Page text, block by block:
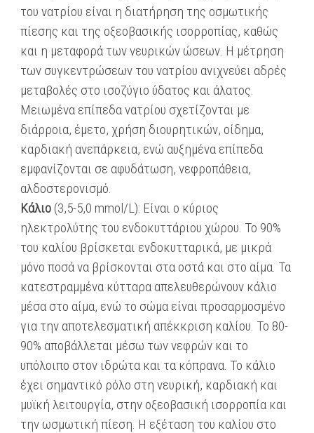
του νατρίου είναι η διατήρηση της οσμωτικής
πίεσης και της οξεοβασικής ισορροπίας, καθώς
και η μεταφορά των νευρικών ώσεων. Η μέτρηση
των συγκεντρώσεων του νατρίου ανιχνεύει αδρές
μεταβολές στο ισοζύγιο ύδατος και άλατος.
Μειωμένα επίπεδα νατρίου σχετίζονται με
διάρροια, έμετο, χρήση διουρητικών, οίδημα,
καρδιακή ανεπάρκεια, ενώ αυξημένα επίπεδα
εμφανίζονται σε αφυδάτωση, νεφροπάθεια,
αλδοστερονισμό.
Κάλιο (3,5-5,0 mmol/L): Είναι ο κύριος
ηλεκτρολύτης του ενδοκυττάριου χώρου. Το 90%
του καλίου βρίσκεται ενδοκυτταρικά, με μικρά
μόνο ποσά να βρίσκονται στα οστά και στο αίμα. Τα
κατεστραμμένα κύτταρα απελευθερώνουν κάλιο
μέσα στο αίμα, ενώ το σώμα είναι προσαρμοσμένο
για την αποτελεσματική απέκκριση καλίου. Το 80-
90% αποβάλλεται μέσω των νεφρών και το
υπόλοιπο στον ιδρώτα και τα κόπρανα. Το κάλιο
έχει σημαντικό ρόλο στη νευρική, καρδιακή και
μυϊκή λειτουργία, στην οξεοβασική ισορροπία και
την ωσμωτική πίεση. Η εξέταση του καλίου στο